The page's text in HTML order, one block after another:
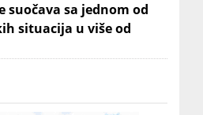
suočava sa jednom od
situacija u više od